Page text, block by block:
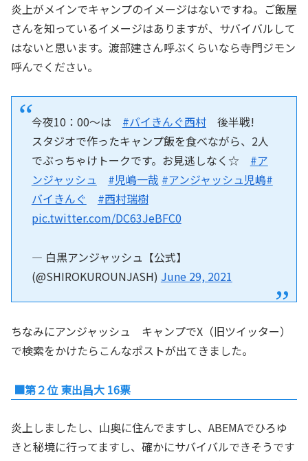
炎上がメインでキャンプのイメージはないですね。ご飯屋
さんを知っているイメージはありますが、サバイバルして
はないと思います。渡部建さん呼ぶくらいなら寺門ジモン
呼んでください。
今夜10：00～は #バイきんぐ西村後半戦!
スタジオで作ったキャンプ飯を食べながら、2人
でぶっちゃけトークです。お見逃しなく☆ #ア
ンジャッシュ
#児嶋一哉 #アンジャッシュ児嶋#
バイきんぐ
#西村瑞樹
pic.twitter.com/DC63JeBFC0
— 白黒アンジャッシュ【公式】
(@SHIROKUROUNJASH) June 29, 2021
ちなみにアンジャッシュ キャンプでX（旧ツイッター）
で検索をかけたらこんなポストが出てきました。
■第２位 東出昌大 16票
炎上しましたし、山奥に住んでますし、ABEMAでひろゆ
きと秘境に行ってますし、確かにサバイバルできそうです